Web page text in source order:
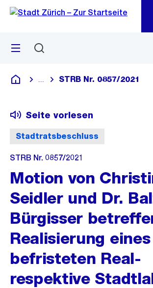
Navigation
Sprunglink
Menü
Deutsch
Blende alle Breadcrumbs ein
STRB Nr. 0857/2021
Stadtratsbeschluss
Seite vorlesen
STRB Nr. 0857/2021
Motion von
Seidler und Dr.
Bürgisser
Realisierung eines
befristeten Real-
respektive